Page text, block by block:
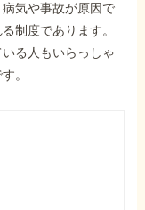
病気や事故が原因で
制度であります。
る人もいらっしゃ
。